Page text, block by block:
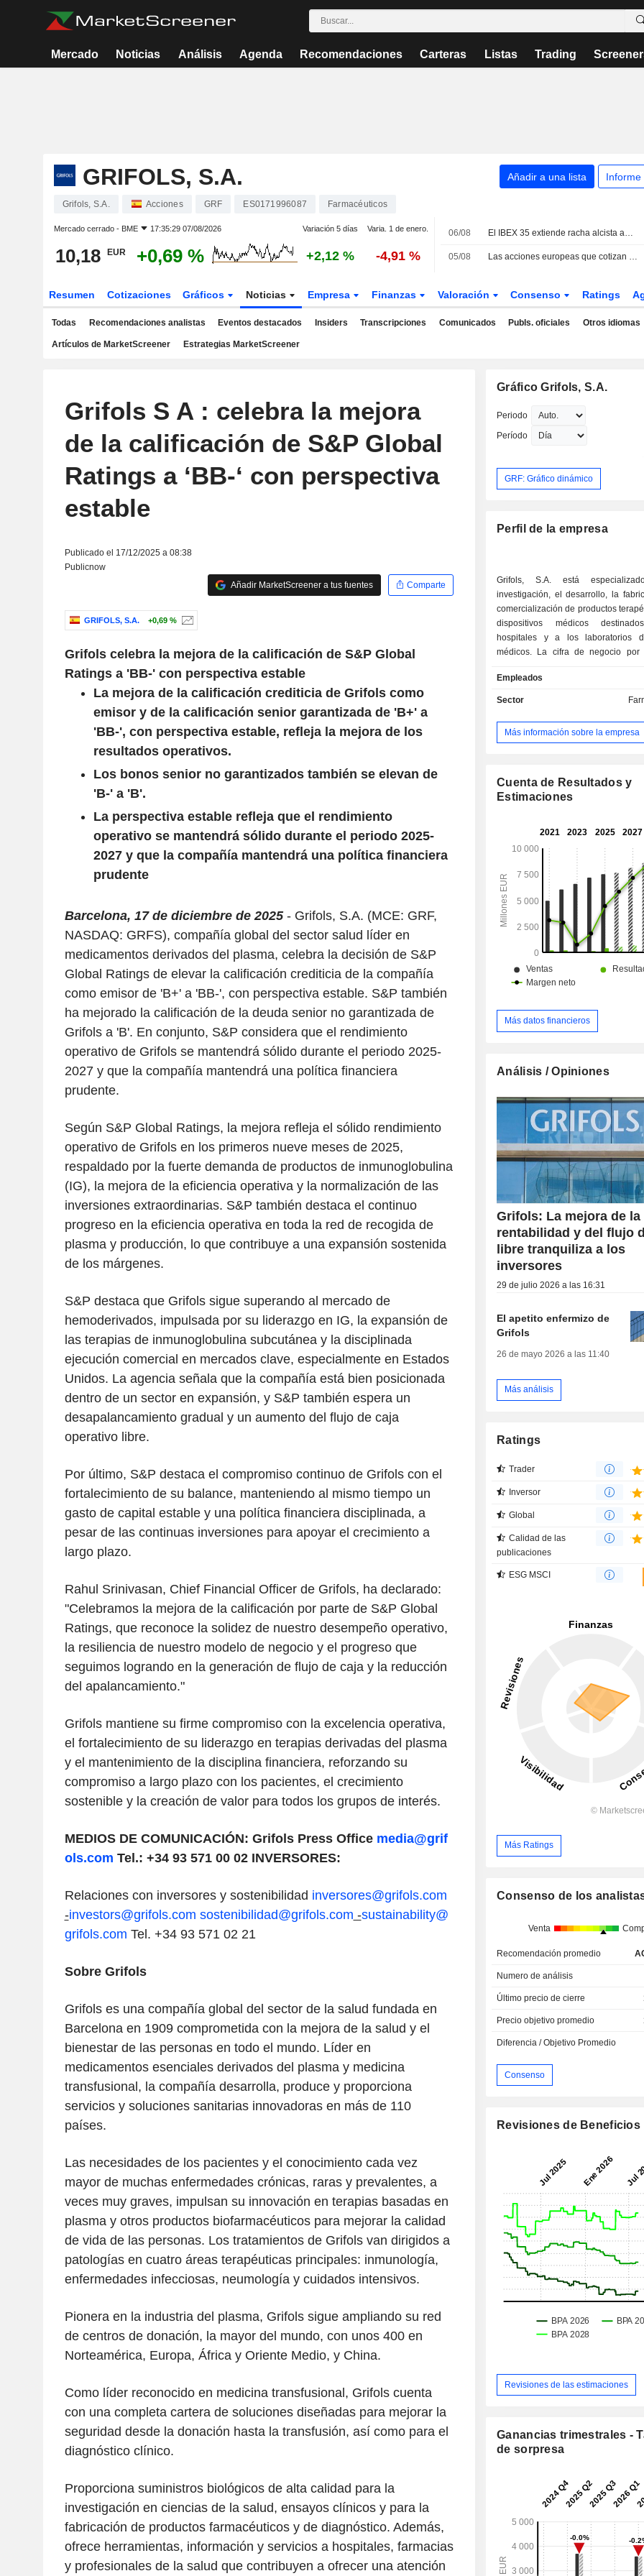
Mercado Noticias Análisis Agenda Recomendaciones Carteras Listas Trading
GRIFOLS, S.A. Añadir a una lista Informe
Grifols, S.A. Acciones GRF ES0171996087 Farmacéuticos
Mercado cerrado - BME 17:35:29 07/08/2026 Variación 5 días Varia. 1 de enero.
10,18 EUR +0,69 % +2,12 % -4,91 %
06/08 El IBEX 35 extiende racha alcista ante las esperanzas de acuerdo entre EEUU e Irán
05/08 Las acciones europeas que cotizan en EE. UU. como ADR suben ligeramente en la sesión del miércoles
Resumen Cotizaciones Gráficos Noticias Empresa Finanzas Valoración Consenso Ratings
Todas Recomendaciones analistas Eventos destacados Insiders Transcripciones Comunicados Publs. oficiales Otros idiomas
Artículos de MarketScreener Estrategias MarketScreener
Grifols S A : celebra la mejora
de la calificación de S&P Global
Ratings a ‘BB-‘ con perspectiva
estable
Publicado el 17/12/2025 a 08:38
Publicnow
Añadir MarketScreener a tus fuentes
Comparte
GRIFOLS, S.A. +0,69 %
Grifols celebra la mejora de la calificación de S&P Global
Ratings a 'BB-' con perspectiva estable
La mejora de la calificación crediticia de Grifols como
emisor y de la calificación senior garantizada de 'B+' a
'BB-', con perspectiva estable, refleja la mejora de los
resultados operativos.
Los bonos senior no garantizados también se elevan de
'B-' a 'B'.
La perspectiva estable refleja que el rendimiento
operativo se mantendrá sólido durante el periodo 2025-
2027 y que la compañía mantendrá una política financiera
prudente
Barcelona, 17 de diciembre de 2025- Grifols, S.A. (MCE: GRF,
NASDAQ: GRFS), compañía global del sector salud líder en
medicamentos derivados del plasma, celebra la decisión de S&P
Global Ratings de elevar la calificación crediticia de la compañía
como emisor de 'B+' a 'BB-', con perspectiva estable. S&P también
ha mejorado la calificación de la deuda senior no garantizada de
Grifols a 'B'. En conjunto, S&P considera que el rendimiento
operativo de Grifols se mantendrá sólido durante el periodo 2025-
2027 y que la compañía mantendrá una política financiera
prudente.
Según S&P Global Ratings, la mejora refleja el sólido rendimiento
operativo de Grifols en los primeros nueve meses de 2025,
respaldado por la fuerte demanda de productos de inmunoglobulina
(IG), la mejora de la eficiencia operativa y la normalización de las
inversiones extraordinarias. S&P también destaca el continuo
progreso en la eficiencia operativa en toda la red de recogida de
plasma y producción, lo que contribuye a una expansión sostenida
de los márgenes.
S&P destaca que Grifols sigue superando al mercado de
hemoderivados, impulsada por su liderazgo en IG, la expansión de
las terapias de inmunoglobulina subcutánea y la disciplinada
ejecución comercial en mercados clave, especialmente en Estados
Unidos. La agencia señala que la compañía está bien posicionada
dentro de un sector en expansión, y S&P también espera un
desapalancamiento gradual y un aumento del flujo de caja
operativo libre.
Por último, S&P destaca el compromiso continuo de Grifols con el
fortalecimiento de su balance, manteniendo al mismo tiempo un
gasto de capital estable y una política financiera disciplinada, a
pesar de las continuas inversiones para apoyar el crecimiento a
largo plazo.
Rahul Srinivasan, Chief Financial Officer de Grifols, ha declarado:
"Celebramos la mejora de la calificación por parte de S&P Global
Ratings, que reconoce la solidez de nuestro desempeño operativo,
la resiliencia de nuestro modelo de negocio y el progreso que
seguimos logrando en la generación de flujo de caja y la reducción
del apalancamiento."
Grifols mantiene su firme compromiso con la excelencia operativa,
el fortalecimiento de su liderazgo en terapias derivadas del plasma
y el mantenimiento de la disciplina financiera, reforzando su
compromiso a largo plazo con los pacientes, el crecimiento
sostenible y la creación de valor para todos los grupos de interés.
MEDIOS DE COMUNICACIÓN: Grifols Press Office media@grif
ols.com Tel.: +34 93 571 00 02INVERSORES:
Relaciones con inversores y sostenibilidad inversores@grifols.com
-investors@grifols.com sostenibilidad@grifols.com -sustainability@
grifols.com Tel. +34 93 571 02 21
Sobre Grifols
Grifols es una compañía global del sector de la salud fundada en
Barcelona en 1909 comprometida con la mejora de la salud y el
bienestar de las personas en todo el mundo. Líder en
medicamentos esenciales derivados del plasma y medicina
transfusional, la compañía desarrolla, produce y proporciona
servicios y soluciones sanitarias innovadoras en más de 110
países.
Las necesidades de los pacientes y el conocimiento cada vez
mayor de muchas enfermedades crónicas, raras y prevalentes, a
veces muy graves, impulsan su innovación en terapias basadas en
plasma y otros productos biofarmacéuticos para mejorar la calidad
de vida de las personas. Los tratamientos de Grifols van dirigidos a
patologías en cuatro áreas terapéuticas principales: inmunología,
enfermedades infecciosas, neumología y cuidados intensivos.
Pionera en la industria del plasma, Grifols sigue ampliando su red
de centros de donación, la mayor del mundo, con unos 400 en
Norteamérica, Europa, África y Oriente Medio, y China.
Como líder reconocido en medicina transfusional, Grifols cuenta
con una completa cartera de soluciones diseñadas para mejorar la
seguridad desde la donación hasta la transfusión, así como para el
diagnóstico clínico.
Proporciona suministros biológicos de alta calidad para la
investigación en ciencias de la salud, ensayos clínicos y para la
fabricación de productos farmacéuticos y de diagnóstico. Además,
ofrece herramientas, información y servicios a hospitales, farmacias
y profesionales de la salud que contribuyen a ofrecer una atención
Gráfico Grifols, S.A.
Periodo
Período
GRF: Gráfico dinámico
Perfil de la empresa
Grifols, S.A. está
investigación, el desarrollo, la
comercialización de productos
dispositivos médicos
hospitales y a los laboratorios
médicos. La cifra de negocio por
siguiente manera: - productos derivados de
plasma (86,2%): productos
autómatas y reactivos de
equipos de diagnóstico
básicamente a los bancos de
sangre y a los centros de
los hospitales; - otros (3,2%): especialmente
productos biológicos intermediarios
de fabricación en
distribución geográfica de la cifra de
la siguiente: España (5,6%),
(15,9%), Estados Unidos y Canadá
Empleados
Sector
Más información sobre la empresa
Cuenta de Resultados y
Estimaciones
Más datos financieros
Análisis / Opiniones
Grifols: La mejora de la
rentabilidad y del flujo
libre tranquiliza a los
inversores
29 de julio 2026 a las 16:31
El apetito enfermizo de
Grifols
26 de mayo 2026 a las 11:40
Más análisis
Ratings
Trader
Inversor
Global
Calidad de las
publicaciones
ESG MSCI
Más Ratings
Consenso de los
Venta
Recomendación promedio
Numero de análisis
Último precio de cierre
Precio objetivo promedio
Diferencia / Objetivo Promedio
Consenso
Revisiones de Beneficios
Revisiones de las estimaciones
Ganancias trimestrales -
de sorpresa